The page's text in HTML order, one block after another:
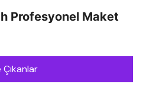
Profesyonel Maket
Çıkanlar